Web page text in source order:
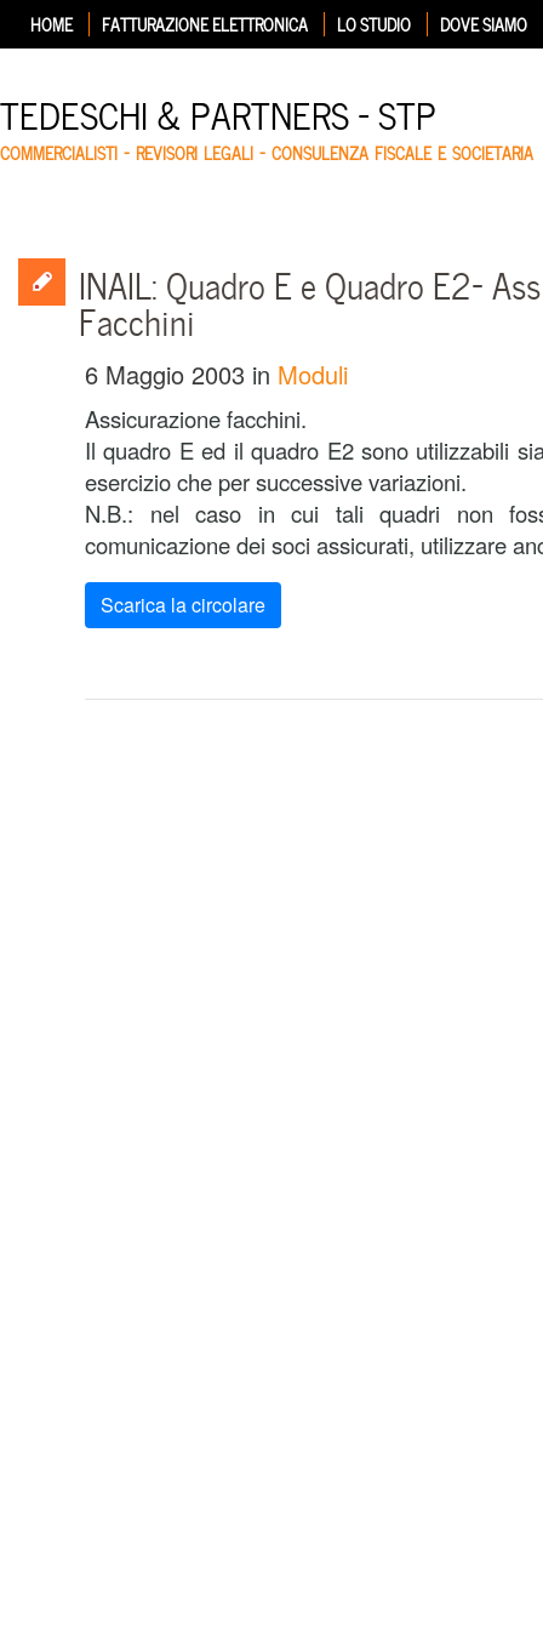
HOME FATTURAZIONE ELETTRONICA LO STUDIO DOVE SIAMO
TEDESCHI & PARTNERS – STP
COMMERCIALISTI – REVISORI LEGALI – CONSULENZA FISCALE E SOCIETARIA
INAIL: Quadro E e Quadro E2-
Facchini
6 Maggio 2003 in Moduli
Assicurazione facchini.
Il quadro E ed il quadro E2 sono utilizzabili
esercizio che per successive variazioni.
N.B.: nel caso in cui tali quadri non
comunicazione dei soci assicurati, utilizzare
Scarica la circolare